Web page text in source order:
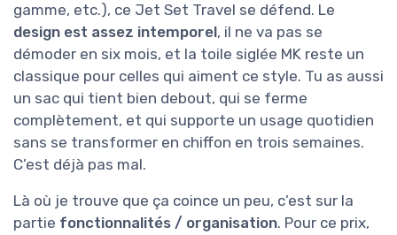
gamme, etc.), ce Jet Set Travel se défend. Le
design est assez intemporel, il ne va pas se
démoder en six mois, et la toile siglée MK reste un
classique pour celles qui aiment ce style. Tu as aussi
un sac qui tient bien debout, qui se ferme
complètement, et qui supporte un usage quotidien
sans se transformer en chiffon en trois semaines.
C’est déjà pas mal.
Là où je trouve que ça coince un peu, c’est sur la
partie fonctionnalités / organisation. Pour ce prix,